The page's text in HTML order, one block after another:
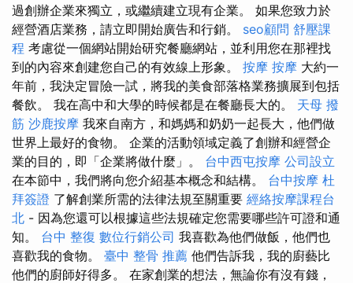
過創辦企業來獨立，或繼續建立現有企業。 如果您致力於
經營酒店業務，請立即開始廣告和行銷。 seo顧問 舒壓課
程 考慮從一個網站開始研究餐廳網站，並利用您在那裡找
到的內容來創建您自己的有效線上形象。 按摩 按摩 大約一
年前，我決定冒險一試，將我的美食部落格業務擴展到包括
餐飲。 我在高中和大學的時候都是在餐廳長大的。 天母 撥
筋 沙鹿按摩 我來自南方，和媽媽和奶奶一起長大，他們做
世界上最好的食物。 企業的活動領域定義了創辦和經營企
業的目的，即「企業將做什麼」。 台中西屯按摩 公司設立
在本節中，我們將向您介紹基本概念和結構。 台中按摩 杜
拜簽證 了解創業所需的法律法規至關重要 經絡按摩課程台
北 - 因為您還可以根據這些法規確定您需要哪些許可證和通
知。 台中 整復 數位行銷公司 我喜歡為他們做飯，他們也
喜歡我的食物。 臺中 整骨 推薦 他們告訴我，我的廚藝比
他們的廚師好得多。 在家創業的想法，無論你有沒有錢，